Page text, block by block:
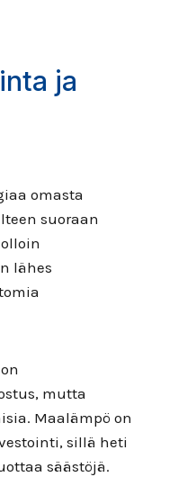
ja
omasta
suoraan
lähes
mutta
Maalämpö on
sillä heti
säästöjä.